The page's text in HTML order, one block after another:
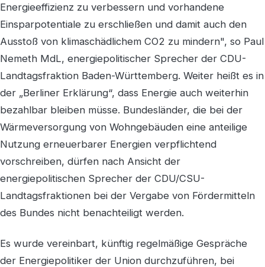
Energieeffizienz zu verbessern und vorhandene
Einsparpotentiale zu erschließen und damit auch den
Ausstoß von klimaschädlichem CO2 zu mindern", so Paul
Nemeth MdL, energiepolitischer Sprecher der CDU-
Landtagsfraktion Baden-Württemberg. Weiter heißt es in
der „Berliner Erklärung“, dass Energie auch weiterhin
bezahlbar bleiben müsse. Bundesländer, die bei der
Wärmeversorgung von Wohngebäuden eine anteilige
Nutzung erneuerbarer Energien verpflichtend
vorschreiben, dürfen nach Ansicht der
energiepolitischen Sprecher der CDU/CSU-
Landtagsfraktionen bei der Vergabe von Fördermitteln
des Bundes nicht benachteiligt werden.
Es wurde vereinbart, künftig regelmäßige Gespräche
der Energiepolitiker der Union durchzuführen, bei